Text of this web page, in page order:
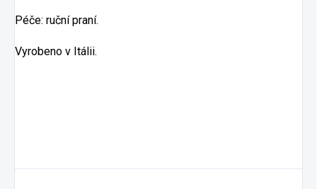
Péče: ruční praní.
Vyrobeno v Itálii.